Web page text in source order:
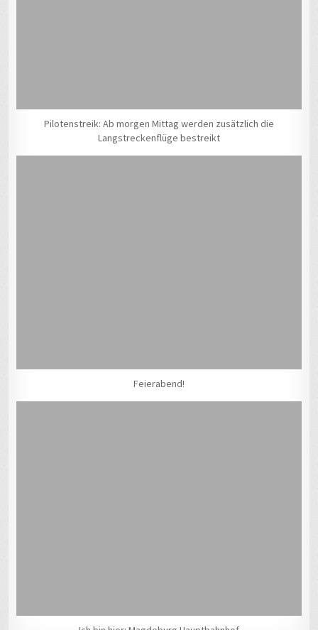
Pilotenstreik: Ab morgen Mittag werden zusätzlich die
Langstreckenflüge bestreikt
Feierabend!